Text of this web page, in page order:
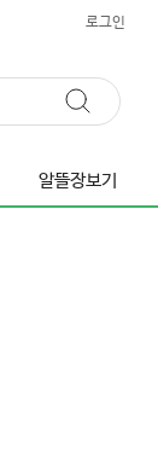
로그인
알뜰장보기